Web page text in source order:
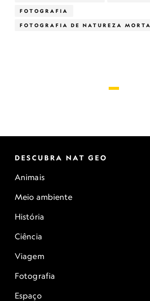
FOTOGRAFIA
FOTOGRAFIA DE NATUREZA MORTA
DESCUBRA NAT GEO
Animais
Meio ambiente
História
Ciência
Viagem
Fotografia
Espaço